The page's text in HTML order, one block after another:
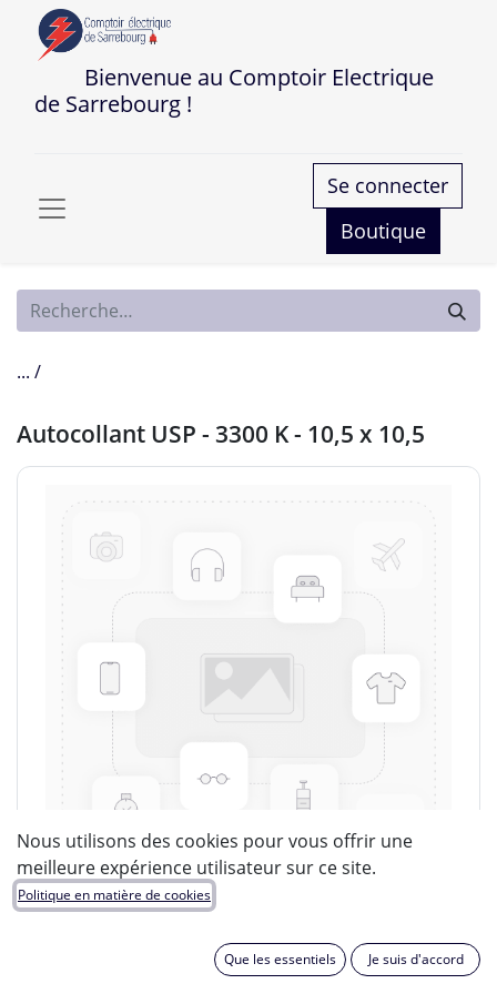
Bienvenue au Comptoir Electrique
de Sarrebourg !
Se connecter
Boutique
... /
Autocollant USP - 3300 K - 10,5 x 10,5
Nous utilisons des cookies pour vous offrir une
meilleure expérience utilisateur sur ce site.
Politique en matière de cookies
Que les essentiels Je suis d'accord